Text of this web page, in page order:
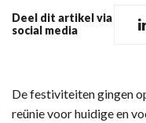
Deel dit artikel via
social media
De festiviteiten gingen
reünie voor huidige en